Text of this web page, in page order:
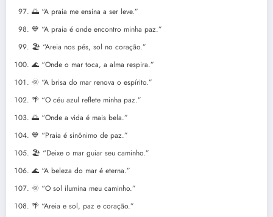
🌅 “A praia me ensina a ser leve.”
💙 “A praia é onde encontro minha paz.”
🏖️ “Areia nos pés, sol no coração.”
🌊 “Onde o mar toca, a alma respira.”
🌞 “A brisa do mar renova o espírito.”
🌴 “O céu azul reflete minha paz.”
🌅 “Onde a vida é mais bela.”
💙 “Praia é sinônimo de paz.”
🏖️ “Deixe o mar guiar seu caminho.”
🌊 “A beleza do mar é eterna.”
🌞 “O sol ilumina meu caminho.”
🌴 “Areia e sol, paz e coração.”